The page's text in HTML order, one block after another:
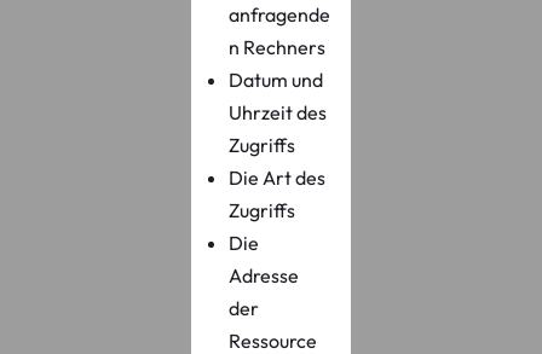
anfragende
n Rechners
Datum und
Uhrzeit des
Zugriffs
Die Art des
Zugriffs
Die
Adresse
der
Ressource